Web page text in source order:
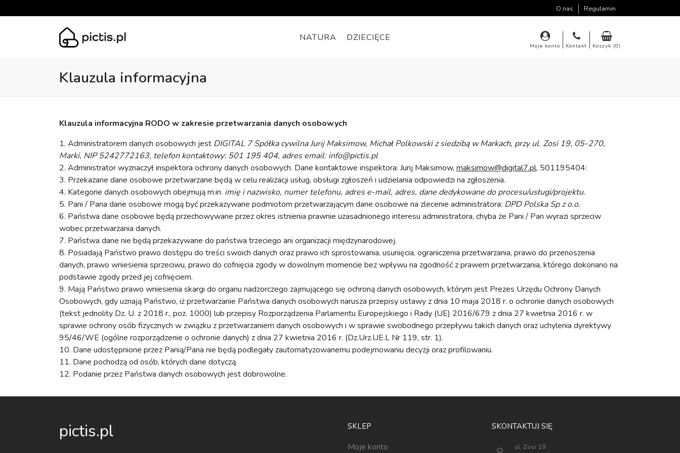
O nas Regulamin
NATURA DZIECIĘCE
Moje konto Kontakt Koszyk (0)
Klauzula informacyjna
Klauzula informacyjna RODO w zakresie przetwarzania danych osobowych
1. Administratorem danych osobowych jest DIGITAL 7 Spółka cywilna Jurij Maksimow, Michał Polkowski z siedzibą w Markach, przy ul. Zosi 19, 05-270,
Marki, NIP 5242772163, telefon kontaktowy: 501 195 404, adres email: info@pictis.pl
2. Administrator wyznaczył inspektora ochrony danych osobowych. Dane kontaktowe inspektora: Jurij Maksimow, maksimow@digital7.pl, 501195404:
3. Przekazane dane osobowe przetwarzane będą w celu realizacji usług, obsługi zgłoszeń i udzielania odpowiedzi na zgłoszenia.
4. Kategorie danych osobowych obejmują m.in. imię i nazwisko, numer telefonu, adres e-mail, adres, dane dedykowane do procesu/usługi/projektu.
5. Pani / Pana dane osobowe mogą być przekazywane podmiotom przetwarzającym dane osobowe na zlecenie administratora: DPD Polska Sp z o.o.
6. Państwa dane osobowe będą przechowywane przez okres istnienia prawnie uzasadnionego interesu administratora, chyba że Pani / Pan wyrazi sprzeciw
wobec przetwarzania danych.
7. Państwa dane nie będą przekazywane do państwa trzeciego ani organizacji międzynarodowej.
8. Posiadają Państwo prawo dostępu do treści swoich danych oraz prawo ich sprostowania, usunięcia, ograniczenia przetwarzania, prawo do przenoszenia
danych, prawo wniesienia sprzeciwu, prawo do cofnięcia zgody w dowolnym momencie bez wpływu na zgodność z prawem przetwarzania, którego dokonano na
podstawie zgody przed jej cofnięciem.
9. Mają Państwo prawo wniesienia skargi do organu nadzorczego zajmującego się ochroną danych osobowych, którym jest Prezes Urzędu Ochrony Danych
Osobowych, gdy uznają Państwo, iż przetwarzanie Państwa danych osobowych narusza przepisy ustawy z dnia 10 maja 2018 r. o ochronie danych osobowych
(tekst jednolity Dz. U. z 2018 r., poz. 1000) lub przepisy Rozporządzenia Parlamentu Europejskiego i Rady (UE) 2016/679 z dnia 27 kwietnia 2016 r. w
sprawie ochrony osób fizycznych w związku z przetwarzaniem danych osobowych i w sprawie swobodnego przepływu takich danych oraz uchylenia dyrektywy
95/46/WE (ogólne rozporządzenie o ochronie danych) z dnia 27 kwietnia 2016 r. (Dz.Urz.UE.L Nr 119, str. 1).
10. Dane udostępnione przez Panią/Pana nie będą podlegały zautomatyzowanemu podejmowaniu decyzji oraz profilowaniu.
11. Dane pochodzą od osób, których dane dotyczą.
12. Podanie przez Państwa danych osobowych jest dobrowolne.
pictis.pl SKLEP
Moje konto
SKONTAKTUJ SIĘ
ul. Zosi 19